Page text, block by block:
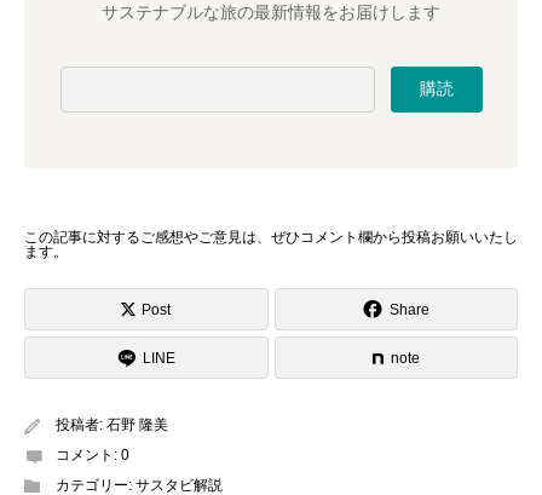
サステナブルな旅の最新情報をお届けします
この記事に対するご感想やご意見は、ぜひ コメント欄から投稿お願いいたし
ます。
Post Share
LINE note
投稿者: 石野 隆美
コメント: 0
カテゴリー: サスタビ解説